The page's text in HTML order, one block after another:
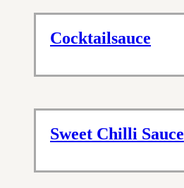
Cocktailsauce
Sweet Chilli Sauce